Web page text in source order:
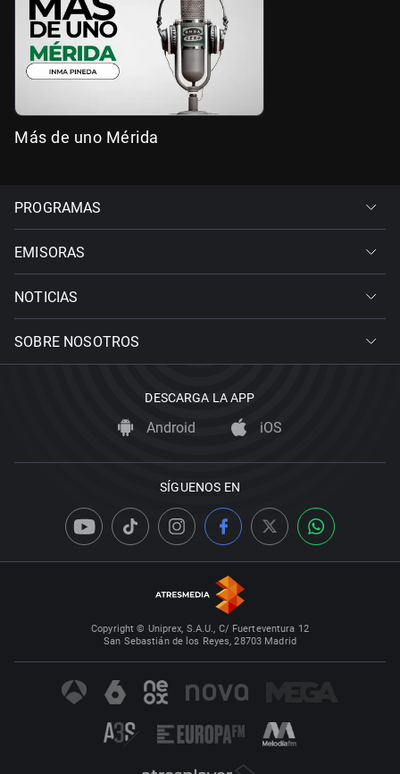
Más de uno Mérida
PROGRAMAS
EMISORAS
NOTICIAS
SOBRE NOSOTROS
DESCARGA LA APP
Android iOS
SÍGUENOS EN
Copyright © Uniprex, S.A.U., C/ Fuerteventura 12
San Sebastián de los Reyes, 28703 Madrid